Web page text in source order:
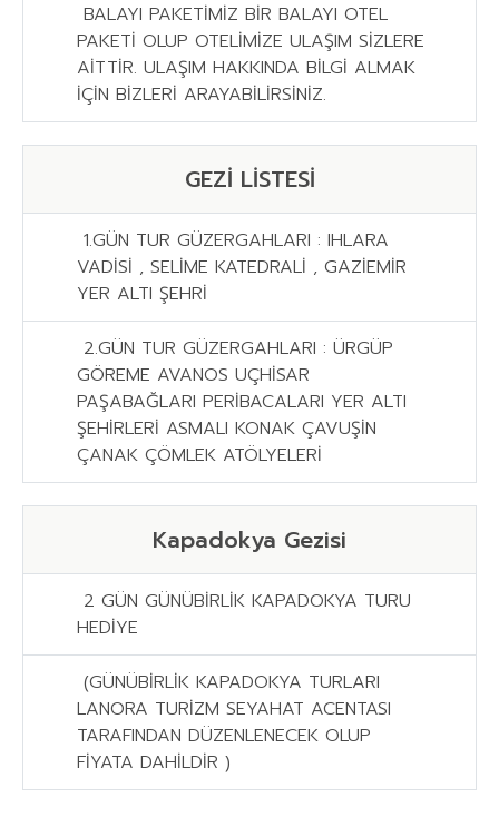
BALAYI PAKETİMİZ BİR BALAYI OTEL
PAKETİ OLUP OTELİMİZE ULAŞIM SİZLERE
AİTTİR. ULAŞIM HAKKINDA BİLGİ ALMAK
İÇİN BİZLERİ ARAYABİLİRSİNİZ.
GEZİ LİSTESİ
1.GÜN TUR GÜZERGAHLARI : IHLARA
VADİSİ , SELİME KATEDRALİ , GAZİEMİR
YER ALTI ŞEHRİ
2.GÜN TUR GÜZERGAHLARI : ÜRGÜP
GÖREME AVANOS UÇHİSAR
PAŞABAĞLARI PERİBACALARI YER ALTI
ŞEHİRLERİ ASMALI KONAK ÇAVUŞİN
ÇANAK ÇÖMLEK ATÖLYELERİ
Kapadokya Gezisi
2 GÜN GÜNÜBİRLİK KAPADOKYA TURU
HEDİYE
(GÜNÜBİRLİK KAPADOKYA TURLARI
LANORA TURİZM SEYAHAT ACENTASI
TARAFINDAN DÜZENLENECEK OLUP
FİYATA DAHİLDİR )